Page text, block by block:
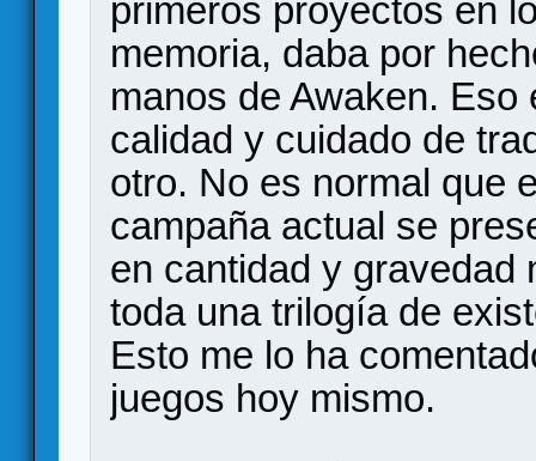
primeros proyectos en
memoria, daba por
manos de Awaken.
calidad y cuidado de
otro. No es normal que
campaña actual se
en cantidad y gravedad
toda una trilogía de
Esto me lo ha
juegos hoy mismo.